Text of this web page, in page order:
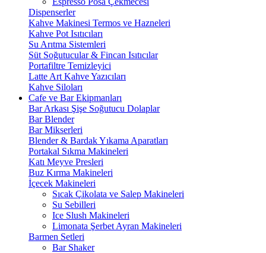
Dispenserler
Kahve Makinesi Termos ve Hazneleri
Kahve Pot Isıtıcıları
Su Arıtma Sistemleri
Süt Soğutucular & Fincan Isıtıcılar
Portafiltre Temizleyici
Latte Art Kahve Yazıcıları
Kahve Siloları
Cafe ve Bar Ekipmanları
Bar Arkası Şişe Soğutucu Dolaplar
Bar Blender
Bar Mikserleri
Blender & Bardak Yıkama Aparatları
Portakal Sıkma Makineleri
Katı Meyve Presleri
Buz Kırma Makineleri
İçecek Makineleri
Sıcak Çikolata ve Salep Makineleri
Su Sebilleri
Ice Slush Makineleri
Limonata Şerbet Ayran Makineleri
Barmen Setleri
Bar Shaker